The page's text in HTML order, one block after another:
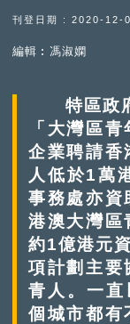
刊登日期 : 2020-12-
編輯︰馮淑嫻
特區政府
「大灣區
企業聘請香
人低於1萬
事務處亦資
港澳大灣區
約1億港元
項計劃主要
青人。一
個城市都有